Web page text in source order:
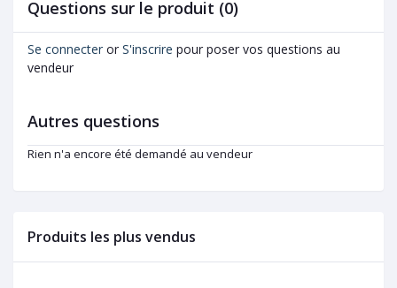
Produits les plus vendus
Questions sur le produit (0)
Se connecter or S'inscrire pour poser vos questions au
vendeur
Autres questions
Rien n'a encore été demandé au vendeur